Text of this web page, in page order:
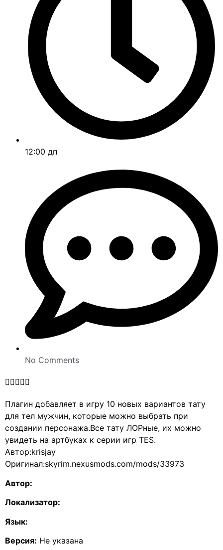
12:00 дп
No Comments

Плагин добавляет в игру 10 новых вариантов тату
для тел мужчин, которые можно выбрать при
создании персонажа.Все тату ЛОРные, их можно
увидеть на артбуках к серии игр TES.
Автор:krisjay
Оригинал:skyrim.nexusmods.com/mods/33973
Автор:
Локализатор:
Язык:
Версия: Не указана